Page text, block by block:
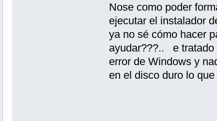
Nose como poder
ejecutar el instalador
ya no sé cómo hacer
ayudar???.. e tratado
error de Windows y
en el disco duro lo